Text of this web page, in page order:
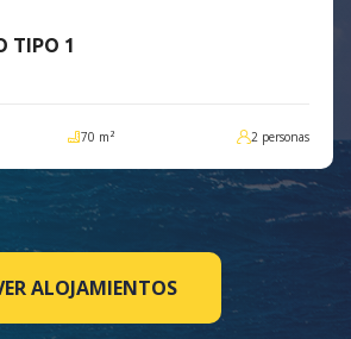
TIPO 1
70 m² 2 personas
ALOJAMIENTOS